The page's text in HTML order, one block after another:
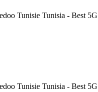
Tunisie Tunisia - Best
Tunisie Tunisia - Best